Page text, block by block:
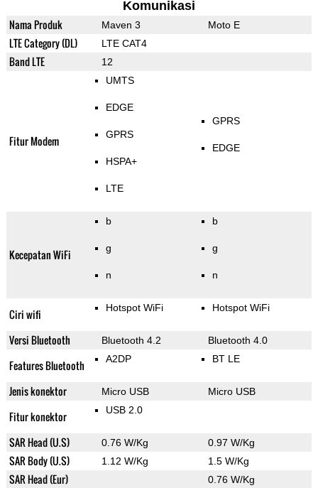
Komunikasi
Nama Produk Maven 3 Moto E
LTE Category (DL) LTE CAT4
Band LTE 12
Fitur Modem
UMTS
EDGE
GPRS
HSPA+
LTE
GPRS
EDGE
Kecepatan WiFi
b
g
n
b
g
n
Ciri wifi Hotspot WiFi Hotspot WiFi
Versi Bluetooth Bluetooth 4.2 Bluetooth 4.0
Features Bluetooth A2DP BT LE
Jenis konektor Micro USB Micro USB
Fitur konektor USB 2.0
SAR Head (U.S) 0.76 W/Kg 0.97 W/Kg
SAR Body (U.S) 1.12 W/Kg 1.5 W/Kg
SAR Head (Eur) 0.76 W/Kg